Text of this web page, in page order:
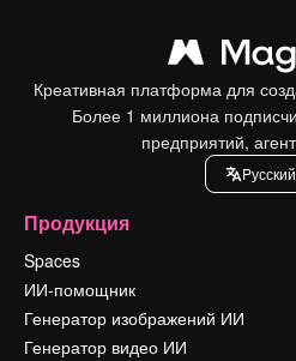
Креативная платформа для
Более 1 миллиона
предприятий,
Pусский
Продукция
Spaces
ИИ-помощник
Генератор изображений ИИ
Генератор видео ИИ